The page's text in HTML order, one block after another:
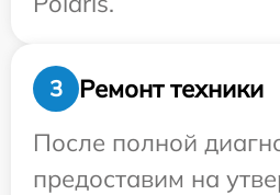
3
Ремонт техники
После полной
предоставим на